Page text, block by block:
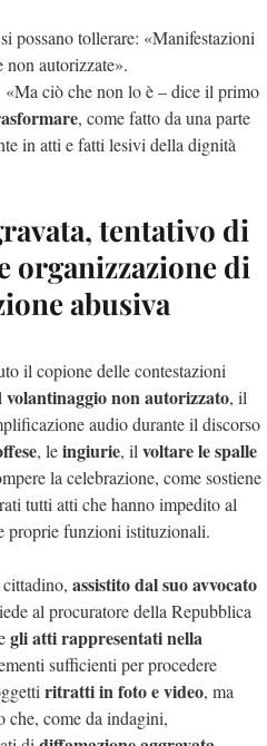
possano tollerare: «Manifestazioni
non autorizzate».
«Ma ciò che non lo è – dice il primo
, come fatto da una parte
in atti e fatti lesivi della dignità
tentativo di
organizzazione di
abusiva
il copione delle contestazioni
volantinaggio non autorizzato, il
audio durante il discorso
, leingiurie, il voltare le spalle
la celebrazione, come sostiene
tutti atti che hanno impedito al
proprie funzioni istituzionali.
assistito dal suo avvocato
al procuratore della Repubblica
gli atti rappresentati nella
sufficienti per procedere
ritratti in foto e video, ma
come da indagini,